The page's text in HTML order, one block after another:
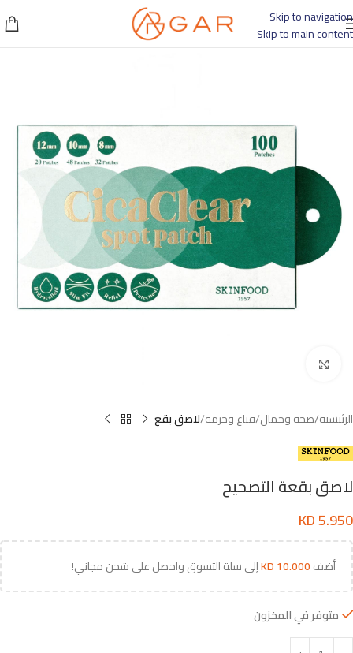
Skip to navigation
Skip to main content
الرئيسية صحة وجمال قناع وحزمة لاصق بقع
لاصق بقعة التصحيح
KD5.950
أضف KD10.000 إلى سلة التسوق واحصل على شحن مجاني!
متوفر في المخزون